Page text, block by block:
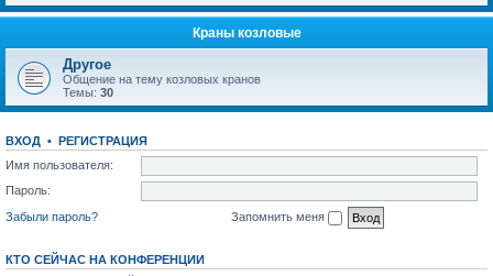
Краны козловые
Другое
Общение на тему козловых кранов
Темы: 30
ВХОД • РЕГИСТРАЦИЯ
Имя пользователя:
Пароль:
Забыли пароль?
Запомнить меня
КТО СЕЙЧАС НА КОНФЕРЕНЦИИ